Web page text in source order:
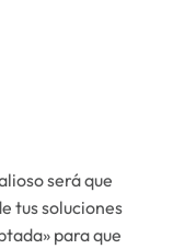
será que
tus soluciones
para que